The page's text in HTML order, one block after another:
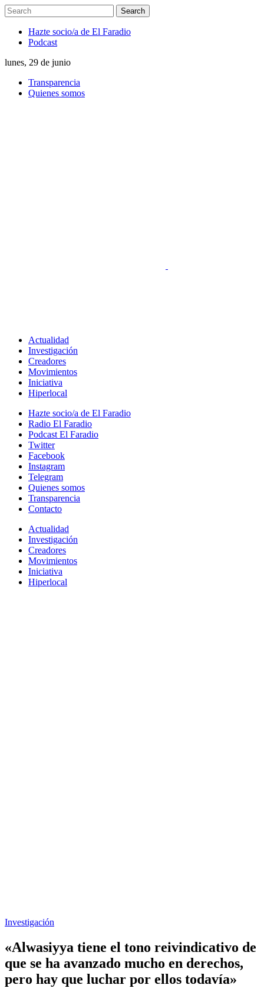
Hazte socio/a de El Faradio
Podcast
lunes, 29 de junio
Transparencia
Quienes somos
Actualidad
Investigación
Creadores
Movimientos
Iniciativa
Hiperlocal
Hazte socio/a de El Faradio
Radio El Faradio
Podcast El Faradio
Twitter
Facebook
Instagram
Telegram
Quienes somos
Transparencia
Contacto
Actualidad
Investigación
Creadores
Movimientos
Iniciativa
Hiperlocal
Investigación
«Alwasiyya tiene el tono reivindicativo de
que se ha avanzado mucho en derechos,
pero hay que luchar por ellos todavía»